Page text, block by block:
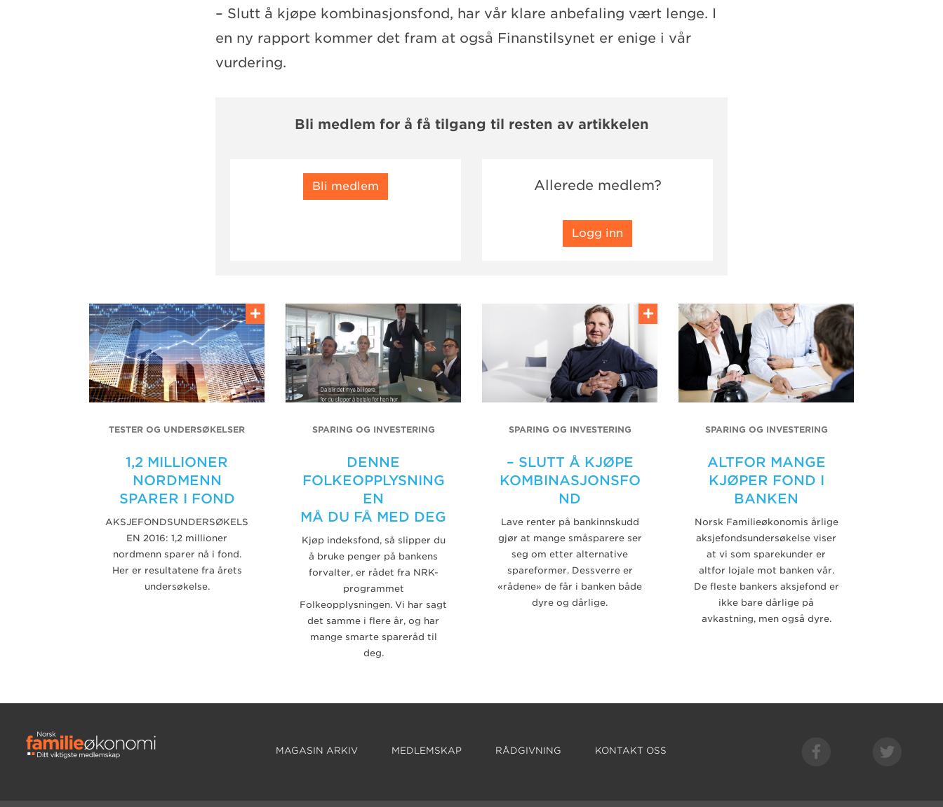
– Slutt å kjøpe kombinasjonsfond, har vår klare anbefaling vært lenge. I
en ny rapport kommer det fram at også Finanstilsynet er enige i vår
vurdering.
Bli medlem for å få tilgang til resten av artikkelen
Bli medlem Allerede medlem?
Logg inn
TESTER OG UNDERSØKELSER
1,2 MILLIONER
NORDMENN
SPARER I FOND
AKSJEFONDSUNDERSØKELS
EN 2016: 1,2 millioner
nordmenn sparer nå i fond.
Her er resultatene fra årets
undersøkelse.
SPARING OG INVESTERING
DENNE
FOLKEOPPLYSNING
EN
MÅ DU FÅ MED DEG
Kjøp indeksfond, så slipper du
å bruke penger på bankens
forvalter, er rådet fra NRK-
programmet
Folkeopplysningen. Vi har sagt
det samme i flere år, og har
mange smarte spareråd til
deg.
SPARING OG INVESTERING
– SLUTT Å KJØPE
KOMBINASJONSFO
ND
Lave renter på bankinnskudd
gjør at mange småsparere ser
seg om etter alternative
spareformer. Dessverre er
«rådene» de får i banken både
dyre og dårlige.
SPARING OG INVESTERING
ALTFOR MANGE
KJØPER FOND I
BANKEN
Norsk Familieøkonomis årlige
aksjefondsundersøkelse viser
at vi som sparekunder er
altfor lojale mot banken vår.
De fleste bankers aksjefond er
ikke bare dårlige på
avkastning, men også dyre.
MAGASIN ARKIV MEDLEMSKAP RÅDGIVNING KONTAKT OSS